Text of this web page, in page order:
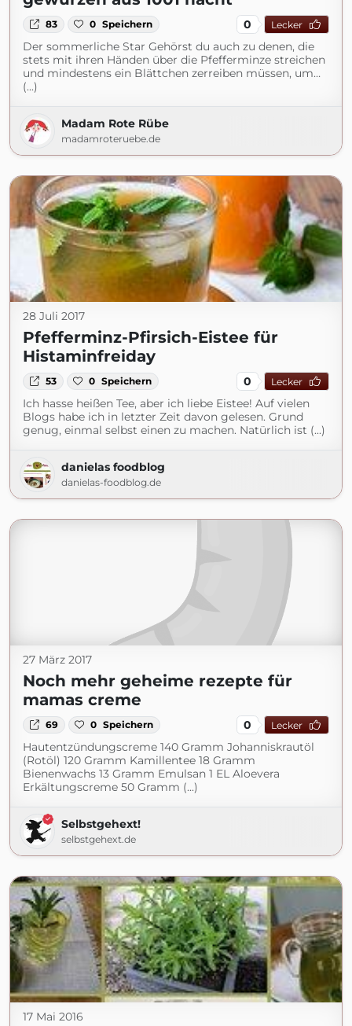
83 0 Speichern 0 Lecker
Der sommerliche Star Gehörst du auch zu denen, die
stets mit ihren Händen über die Pfefferminze streichen
und mindestens ein Blättchen zerreiben müssen, um…
(...)
Madam Rote Rübe
madamroteruebe.de
28 Juli 2017
Pfefferminz-Pfirsich-Eistee für
Histaminfreiday
53 0 Speichern 0 Lecker
Ich hasse heißen Tee, aber ich liebe Eistee! Auf vielen
Blogs habe ich in letzter Zeit davon gelesen. Grund
genug, einmal selbst einen zu machen. Natürlich ist (...)
danielas foodblog
danielas-foodblog.de
27 März 2017
Noch mehr geheime rezepte für
mamas creme
69 0 Speichern 0 Lecker
Hautentzündungscreme 140 Gramm Johanniskrautöl
(Rotöl) 120 Gramm Kamillentee 18 Gramm
Bienenwachs 13 Gramm Emulsan 1 EL Aloevera
Erkältungscreme 50 Gramm (...)
Selbstgehext!
selbstgehext.de
17 Mai 2016